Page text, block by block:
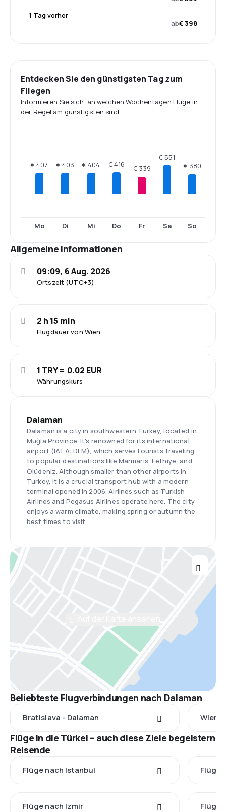
1 Tag vorher
ab€ 398
Entdecken Sie den günstigsten Tag zum
Fliegen
Informieren Sie sich, an welchen Wochentagen Flüge in
der Regel am günstigsten sind.
€ 407
Mo
€ 403
Di
€ 404
Mi
€ 416
Do
€ 339
Fr
€ 551
Sa
€ 380
So
Allgemeine Informationen
Ortszeit (UTC+3)
09:09, 6 Aug. 2026
Flugdauer von Wien
2 h 15 min
Währungskurs
1 TRY = 0.02 EUR
Dalaman
Dalaman is a city in southwestern Turkey, located in
Muğla Province. It's renowned for its international
airport (IATA: DLM), which serves tourists traveling
to popular destinations like Marmaris, Fethiye, and
Ölüdeniz. Although smaller than other airports in
Turkey, it is a crucial transport hub with a modern
terminal opened in 2006. Airlines such as Turkish
Airlines and Pegasus Airlines operate here. The city
enjoys a warm climate, making spring or autumn the
best times to visit.
Beliebteste Flugverbindungen nach Dalaman
Bratislava - Dalaman Wien -
Flüge in die Türkei – auch diese Ziele begeistern
Reisende
Flüge nach Istanbul Flüge
Flüge nach Izmir Flüge